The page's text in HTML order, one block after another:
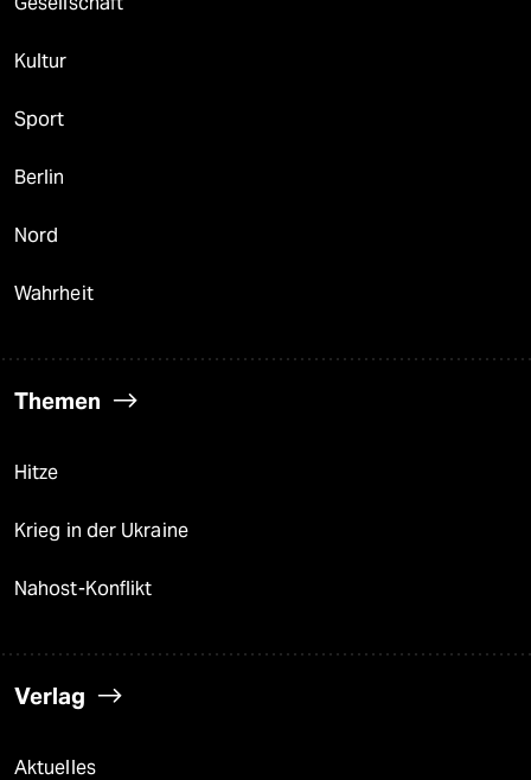
Kultur
Sport
Berlin
Nord
Wahrheit
Themen
Hitze
Krieg in der Ukraine
Nahost-Konflikt
Verlag
Aktuelles